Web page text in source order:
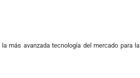
más avanzada tecnología del mercado para la